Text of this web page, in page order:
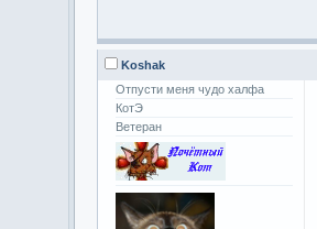
Koshak
Отпусти меня чудо халфа
КотЭ
Ветеран